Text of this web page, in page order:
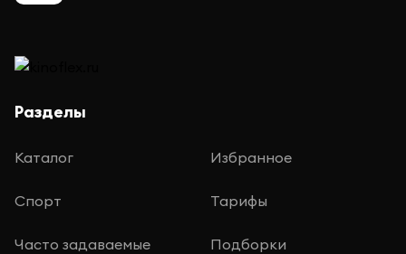
Разделы
Каталог Избранное
Спорт Тарифы
Часто задаваемые
Подборки